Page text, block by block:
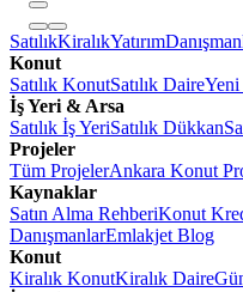
SatılıkKiralıkYatırım
Konut
Satılık KonutSatılık Daire
İş Yeri & Arsa
Satılık İş YeriSatılık Dükkan
Projeler
Tüm ProjelerAnkara Konut
Kaynaklar
Satın Alma RehberiKonut
DanışmanlarEmlakjet Blog
Konut
Kiralık KonutKiralık Daire